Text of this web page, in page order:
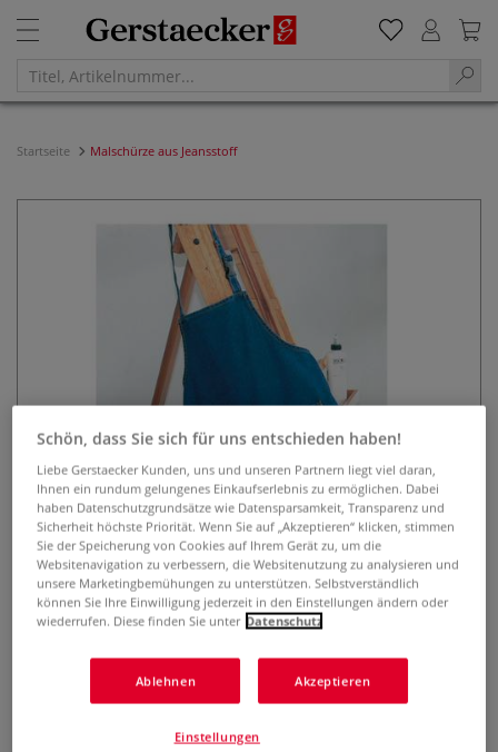
Startseite Malschürze aus Jeansstoff
Malschürze aus Jeansstoff
3 Bewertungen
Schön, dass Sie sich für uns entschieden haben!
Liebe Gerstaecker Kunden, uns und unseren Partnern liegt viel daran,
Ihnen ein rundum gelungenes Einkaufserlebnis zu ermöglichen. Dabei
haben Datenschutzgrundsätze wie Datensparsamkeit, Transparenz und
Sicherheit höchste Priorität. Wenn Sie auf „Akzeptieren“ klicken, stimmen
Sie der Speicherung von Cookies auf Ihrem Gerät zu, um die
Websitenavigation zu verbessern, die Websitenutzung zu analysieren und
unsere Marketingbemühungen zu unterstützen. Selbstverständlich
können Sie Ihre Einwilligung jederzeit in den Einstellungen ändern oder
wiederrufen. Diese finden Sie unter Datenschutz
Ablehnen Akzeptieren
Einstellungen